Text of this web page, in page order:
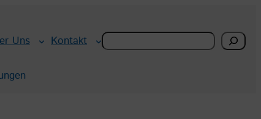
Uns Kontakt Search